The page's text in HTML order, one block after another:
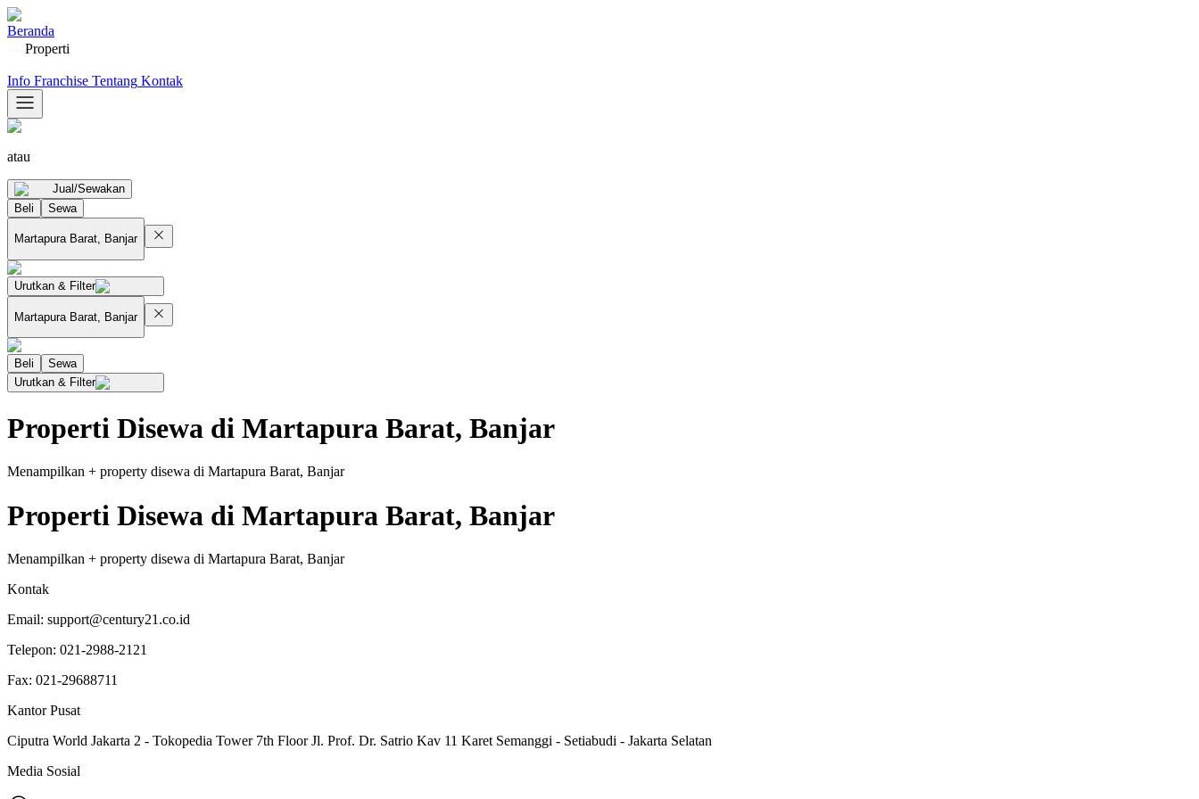
Beranda
Properti
Info Franchise Tentang Kontak
atau
Jual/Sewakan
Beli
Sewa
Martapura Barat, Banjar
Urutkan & Filter
Martapura Barat, Banjar
Beli
Sewa
Urutkan & Filter
Properti Disewa di Martapura Barat, Banjar
Menampilkan + property disewa di Martapura Barat, Banjar
Properti Disewa di Martapura Barat, Banjar
Menampilkan + property disewa di Martapura Barat, Banjar
Kontak
Email: support@century21.co.id
Telepon: 021-2988-2121
Fax: 021-29688711
Kantor Pusat
Ciputra World Jakarta 2 - Tokopedia Tower 7th Floor Jl. Prof. Dr. Satrio Kav 11 Karet Semanggi - Setiabudi - Jakarta Selatan
Media Sosial